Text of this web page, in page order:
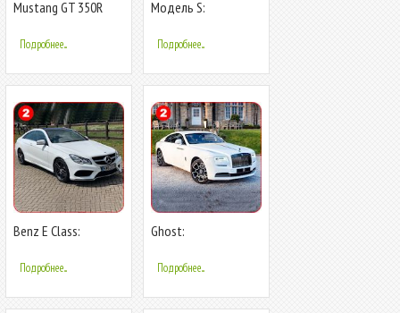
Mustang GT 350R
бездорожья:
спортивный
Подробнее...
Модель S:
супер электрический
Подробнее...
Benz E Class:
супер-дрифт и
трюки
Подробнее...
Ghost:
Супер Современный
Автомобиль
Подробнее...